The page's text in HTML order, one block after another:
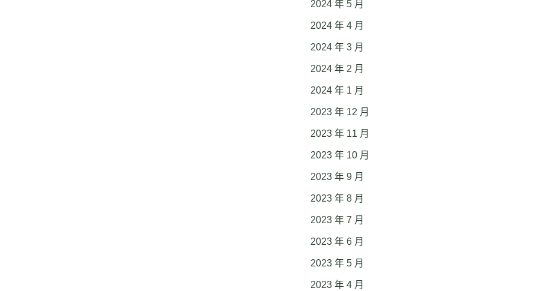
2024 年 5 月
2024 年 4 月
2024 年 3 月
2024 年 2 月
2024 年 1 月
2023 年 12 月
2023 年 11 月
2023 年 10 月
2023 年 9 月
2023 年 8 月
2023 年 7 月
2023 年 6 月
2023 年 5 月
2023 年 4 月